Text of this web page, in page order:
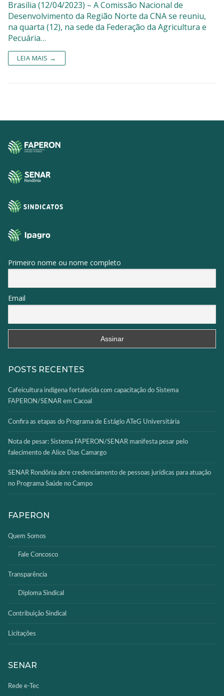
Brasília (12/04/2023) – A Comissão Nacional de
Desenvolvimento da Região Norte da CNA se reuniu,
na quarta (12), na sede da Federação da Agricultura e
Pecuária…
LEIA MAIS →
Primeiro nome ou nome completo
Email
POSTS RECENTES
Cafeicultura indígena fortalecida com capacitação do Sistema
FAPERON/SENAR em Cacoal
Confira as etapas do Programa de Estágio ATeG Universitária
Nota de pesar: Sistema FAPERON/SENAR manifesta pesar pelo
falecimento de Alice Dias Camargo
SENAR Rondônia abre credenciamento de pessoas jurídicas para atuação
no Programa Saúde no Campo
FAPERON
Quem Somos
Fale Concosco
Transparência
Diploma Sindical
Contribuição Sindical
Licitações
SENAR
Rede e-Tec